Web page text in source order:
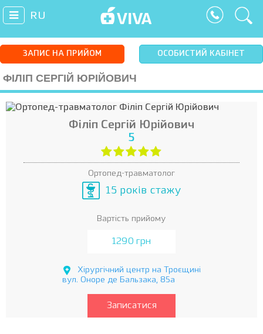
RU
ЗАПИС НА ПРИЙОМ ОСОБИСТИЙ КАБІНЕТ
ФІЛІП СЕРГІЙ ЮРІЙОВИЧ
Філіп Сергій Юрійович
5
Ортопед-травматолог
15 років стажу
Вартість прийому
1290 грн
Хірургічний центр на Троєщині
вул. Оноре де Бальзака, 85а
Записатися